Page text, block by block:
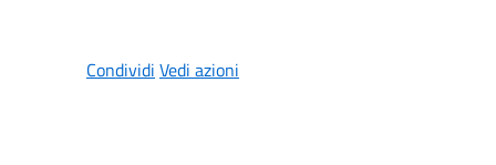
Condividi Vedi azioni